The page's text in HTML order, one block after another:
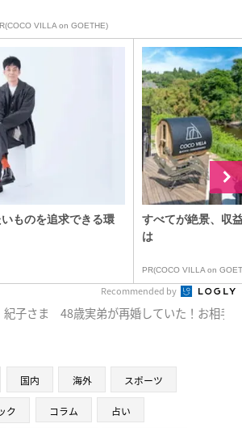
VILLA on GOETHE)
いものを追求できる環
すべてが絶景、収
は
PR(COCO VILLA on
Recommended by
紀子さま 48歳実弟が再婚していた！お相手
国内 海外 スポーツ
ク コラム 占い